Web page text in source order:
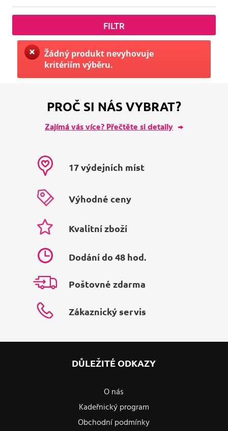
FILTR
Žádný produkt nevyhovuje
kritériím výběru.
PROČ SI NÁS VYBRAT?
Zajímá vás více? Přečtěte si detaily
17 výdejních míst
Výhodné ceny
Kvalitní zboží
Dodání do 48 hod.
Poštovné zdarma
Zákaznický servis
DŮLEŽITÉ ODKAZY
O nás
Kadeřnický program
Obchodní podmínky